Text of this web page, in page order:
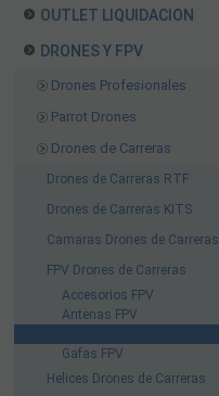
OUTLET LIQUIDACION
DRONES Y FPV
Drones Profesionales
Parrot Drones
Drones de Carreras
Drones de Carreras RTF
Drones de Carreras KITS
Camaras Drones de Carreras
FPV Drones de Carreras
Accesorios FPV
Antenas FPV
Gafas FPV
Helices Drones de Carreras